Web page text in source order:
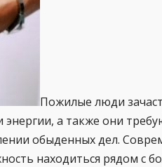
Пожилые люди
а также они
обыденных дел.
находиться рядом с